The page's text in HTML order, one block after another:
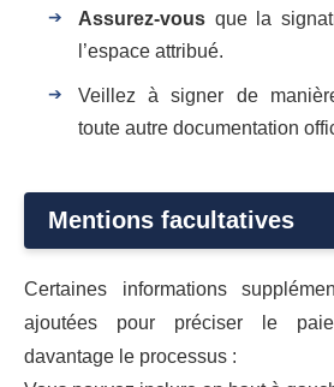
Assurez-vous que la
l’espace attribué.
Veillez à signer de
toute autre documentation
Mentions facultatives
Certaines informations
ajoutées pour préciser le
davantage le processus :